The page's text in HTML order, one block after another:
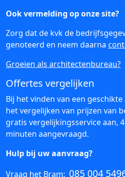
Ook vermelding op onze site?
Zorg dat de kvk de
genoteerd en neem daarna
Groeien als architectenbureau?
Offertes vergelijken
Bij het vinden van een
het vergelijken van prijzen van
gratis vergelijkingsservice aan,
minuten aangevraagd.
Hulp bij uw aanvraag?
Vraag het Bram: 085 004